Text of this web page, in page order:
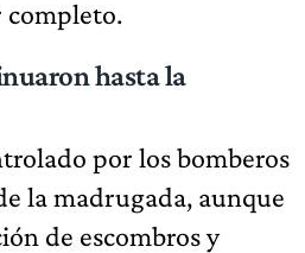
completo.
hasta la
por los bomberos
la madrugada, aunque
de escombros y